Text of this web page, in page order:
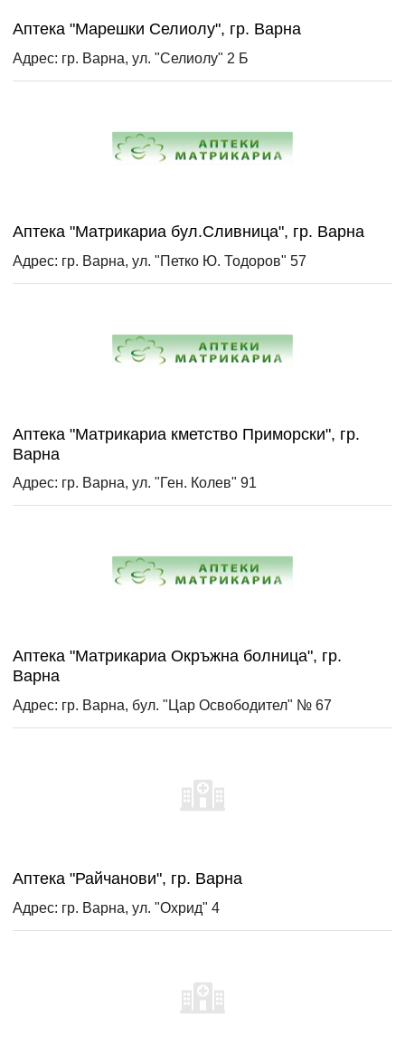
Аптека "Марешки Селиолу", гр. Варна
Адрес: гр. Варна, ул. "Селиолу" 2 Б
Аптека "Матрикариа бул.Сливница", гр. Варна
Адрес: гр. Варна, ул. "Петко Ю. Тодоров" 57
Аптека "Матрикариа кметство Приморски", гр.
Варна
Адрес: гр. Варна, ул. "Ген. Колев" 91
Аптека "Матрикариа Окръжна болница", гр.
Варна
Адрес: гр. Варна, бул. "Цар Освободител" № 67
Аптека "Райчанови", гр. Варна
Адрес: гр. Варна, ул. "Охрид" 4